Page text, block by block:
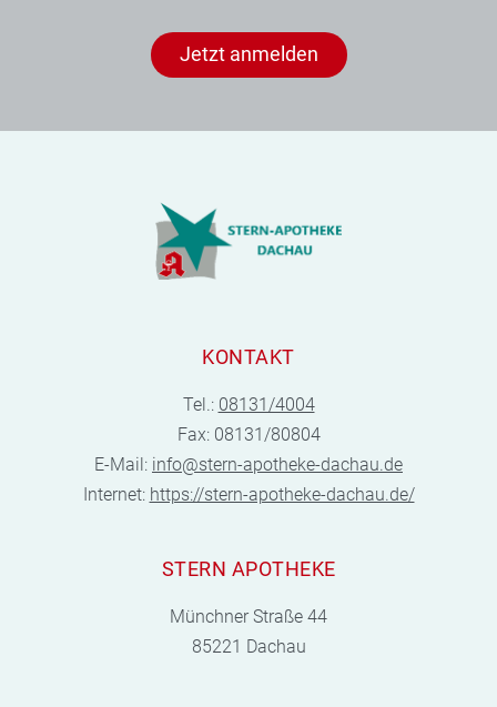
Jetzt anmelden
KONTAKT
Tel.: 08131/4004
Fax: 08131/80804
E-Mail: info@stern-apotheke-dachau.de
Internet: https://stern-apotheke-dachau.de/
STERN APOTHEKE
Münchner Straße 44
85221 Dachau